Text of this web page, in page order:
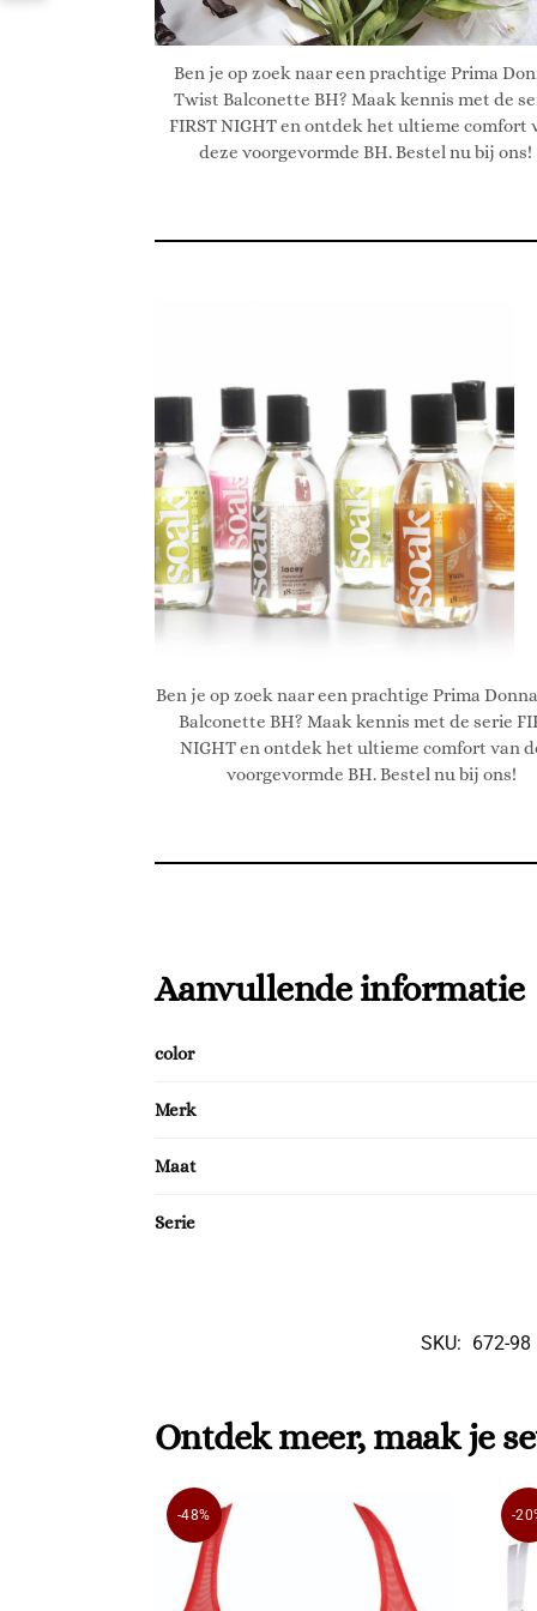
Ben je op zoek naar een prachtige Prima
Twist Balconette BH? Maak kennis met de
FIRST NIGHT en ontdek het ultieme comfort
deze voorgevormde BH. Bestel nu bij ons!
Ben je op zoek naar een prachtige Prima
Balconette BH? Maak kennis met de serie
NIGHT en ontdek het ultieme comfort van
voorgevormde BH. Bestel nu bij ons!
Aanvullende informatie
color
Merk
Maat
Serie
SKU: 672-98
Ontdek meer, maak je
-48% -